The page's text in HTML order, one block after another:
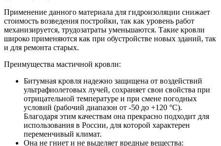
Применение данного материала для гидроизоляции снижает
стоимость возведения постройки, так как уровень работ
механизируется, трудозатраты уменьшаются. Такие кровли
широко применяются как при обустройстве новых зданий, так
и для ремонта старых.
Преимущества мастичной кровли:
Битумная кровля надежно защищена от воздействий
ультрафиолетовых лучей, сохраняет свои свойства при
отрицательной температуре и при смене погодных
условий (рабочий диапазон от -50 до +120 °C).
Благодаря этим качествам она прекрасно подходит для
использования в России, для которой характерен
переменчивый климат.
Она не гниет и не выделяет вредные вещества: